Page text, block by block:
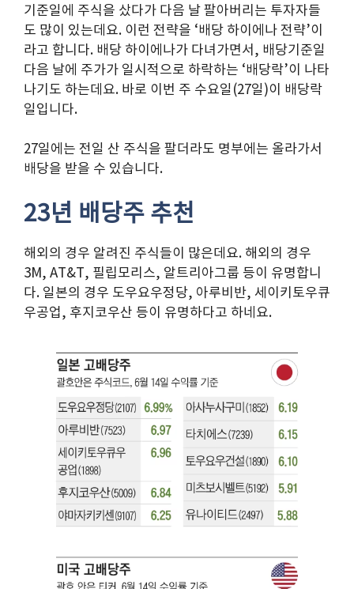
기준일에 주식을 샀다가 다음 날 팔아버리는 투자자들
도 많이 있는데요. 이런 전략을 ‘배당 하이에나 전략’이
라고 합니다. 배당 하이에나가 다녀가면서, 배당기준일
다음 날에 주가가 일시적으로 하락하는 ‘배당락’이 나타
나기도 하는데요. 바로 이번 주 수요일(27일)이 배당락
일입니다.
27일에는 전일 산 주식을 팔더라도 명부에는 올라가서
배당을 받을 수 있습니다.
23년 배당주 추천
해외의 경우 알려진 주식들이 많은데요. 해외의 경우
3M, AT&T, 필립모리스, 알트리아그룹 등이 유명합니
다. 일본의 경우 도우요우정당, 아루비반, 세이키토우큐
우공업, 후지코우산 등이 유명하다고 하네요.